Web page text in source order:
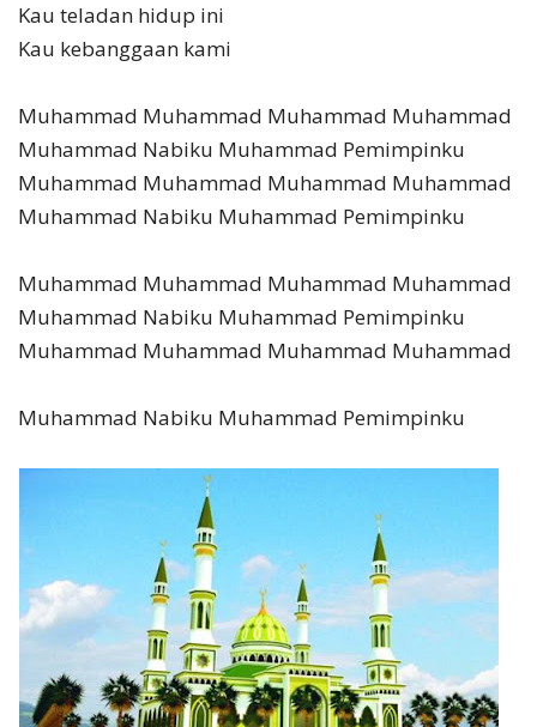
Kau teladan hidup ini
Kau kebanggaan kami
Muhammad Muhammad Muhammad Muhammad
Muhammad Nabiku Muhammad Pemimpinku
Muhammad Muhammad Muhammad Muhammad
Muhammad Nabiku Muhammad Pemimpinku
Muhammad Muhammad Muhammad Muhammad
Muhammad Nabiku Muhammad Pemimpinku
Muhammad Muhammad Muhammad Muhammad
Muhammad Nabiku Muhammad Pemimpinku